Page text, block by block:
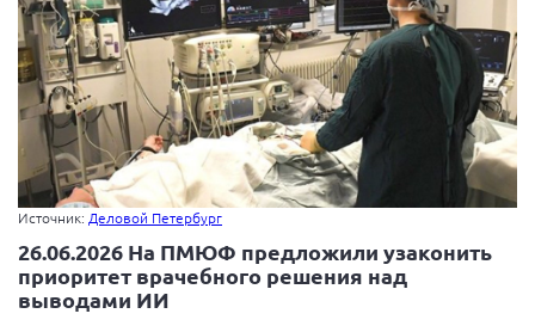
Вице-президент Чернова А.В.
Вице-президент Цикорин И.В.
Вице-президент Груба Л.В.
Главный бухгалтер Жаворонкова Г.М.
Конференция ОООИБРС 2026
Конференция ОООИБРС 2025
Конференция ОООИБРС 2024
Конференция ОООИБРС 2023
Источник: Деловой Петербург
26.06.2026 На ПМЮФ предложили узаконить
приоритет врачебного решения над
выводами ИИ